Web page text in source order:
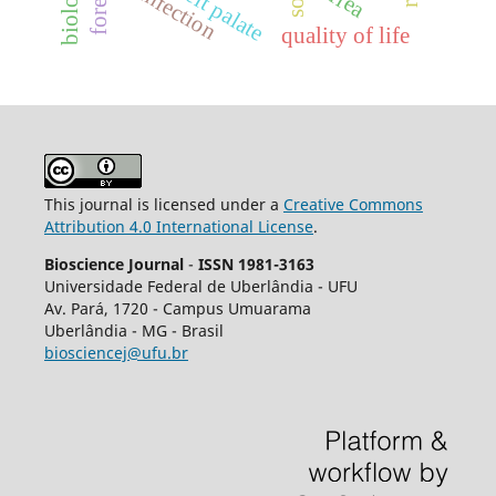
quality of life
This journal is licensed under a Creative Commons
Attribution 4.0 International License.
Bioscience Journal - ISSN 1981-3163
Universidade Federal de Uberlândia - UFU
Av. Pará, 1720 - Campus Umuarama
Uberlândia - MG - Brasil
biosciencej@ufu.br